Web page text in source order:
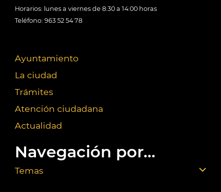
Horarios: lunes a viernes de 8:30 a 14:00 horas
Teléfono: 963 52 54 78
Ayuntamiento
La ciudad
Trámites
Atención ciudadana
Actualidad
Navegación por...
Temas